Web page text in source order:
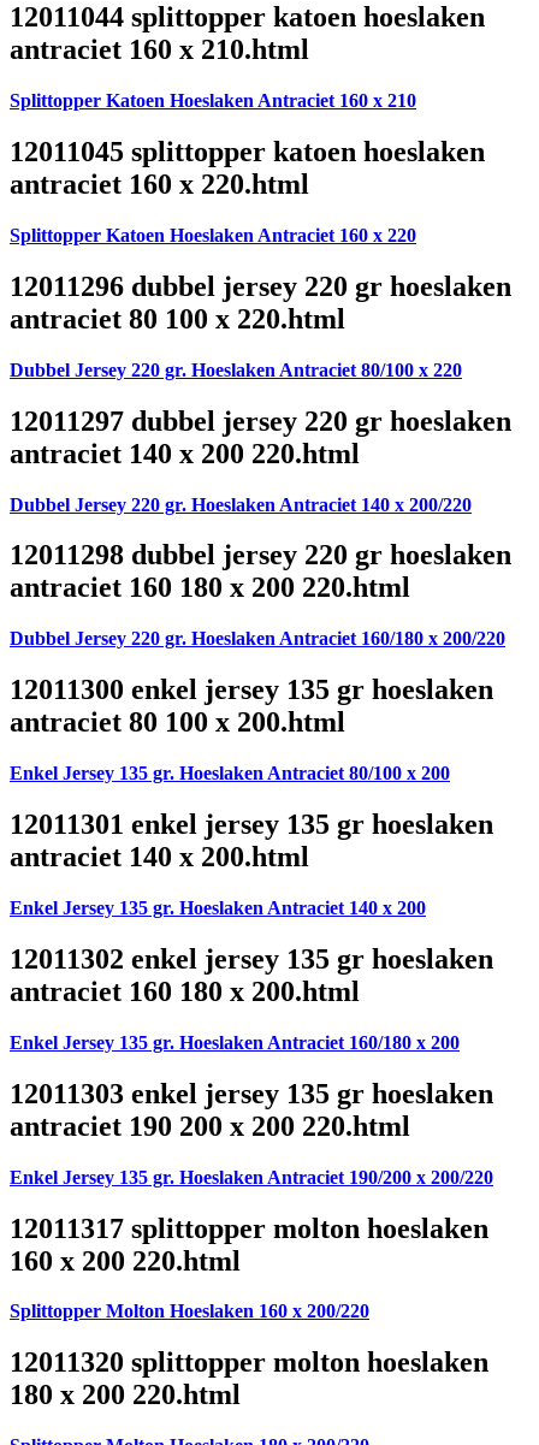
12011044 splittopper katoen hoeslaken
antraciet 160 x 210.html
Splittopper Katoen Hoeslaken Antraciet 160 x 210
12011045 splittopper katoen hoeslaken
antraciet 160 x 220.html
Splittopper Katoen Hoeslaken Antraciet 160 x 220
12011296 dubbel jersey 220 gr hoeslaken
antraciet 80 100 x 220.html
Dubbel Jersey 220 gr. Hoeslaken Antraciet 80/100 x 220
12011297 dubbel jersey 220 gr hoeslaken
antraciet 140 x 200 220.html
Dubbel Jersey 220 gr. Hoeslaken Antraciet 140 x 200/220
12011298 dubbel jersey 220 gr hoeslaken
antraciet 160 180 x 200 220.html
Dubbel Jersey 220 gr. Hoeslaken Antraciet 160/180 x 200/220
12011300 enkel jersey 135 gr hoeslaken
antraciet 80 100 x 200.html
Enkel Jersey 135 gr. Hoeslaken Antraciet 80/100 x 200
12011301 enkel jersey 135 gr hoeslaken
antraciet 140 x 200.html
Enkel Jersey 135 gr. Hoeslaken Antraciet 140 x 200
12011302 enkel jersey 135 gr hoeslaken
antraciet 160 180 x 200.html
Enkel Jersey 135 gr. Hoeslaken Antraciet 160/180 x 200
12011303 enkel jersey 135 gr hoeslaken
antraciet 190 200 x 200 220.html
Enkel Jersey 135 gr. Hoeslaken Antraciet 190/200 x 200/220
12011317 splittopper molton hoeslaken
160 x 200 220.html
Splittopper Molton Hoeslaken 160 x 200/220
12011320 splittopper molton hoeslaken
180 x 200 220.html